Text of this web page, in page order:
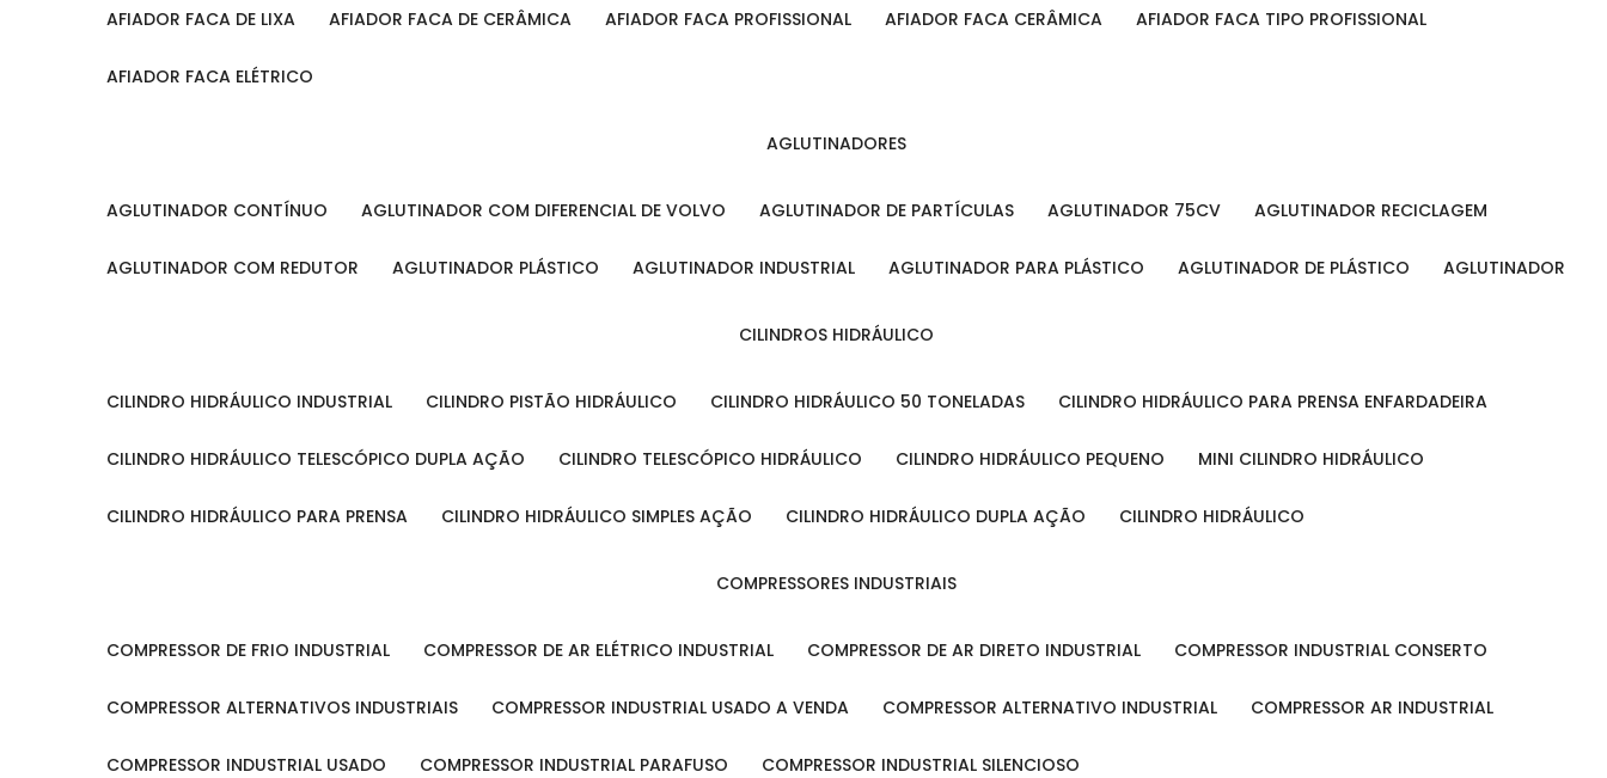
AFIADOR FACA DE LIXA AFIADOR FACA DE CERÂMICA AFIADOR FACA PROFISSIONAL AFIADOR FACA CERÂMICA AFIADOR FACA TIPO PROFISSIONAL
AFIADOR FACA ELÉTRICO
AGLUTINADORES
AGLUTINADOR CONTÍNUO AGLUTINADOR COM DIFERENCIAL DE VOLVO AGLUTINADOR DE PARTÍCULAS AGLUTINADOR 75CV AGLUTINADOR RECICLAGEM
AGLUTINADOR COM REDUTOR AGLUTINADOR PLÁSTICO AGLUTINADOR INDUSTRIAL AGLUTINADOR PARA PLÁSTICO AGLUTINADOR DE PLÁSTICO AGLUTINADOR
CILINDROS HIDRÁULICO
CILINDRO HIDRÁULICO INDUSTRIAL CILINDRO PISTÃO HIDRÁULICO CILINDRO HIDRÁULICO 50 TONELADAS CILINDRO HIDRÁULICO PARA PRENSA ENFARDADEIRA
CILINDRO HIDRÁULICO TELESCÓPICO DUPLA AÇÃO CILINDRO TELESCÓPICO HIDRÁULICO CILINDRO HIDRÁULICO PEQUENO MINI CILINDRO HIDRÁULICO
CILINDRO HIDRÁULICO PARA PRENSA CILINDRO HIDRÁULICO SIMPLES AÇÃO CILINDRO HIDRÁULICO DUPLA AÇÃO CILINDRO HIDRÁULICO
COMPRESSORES INDUSTRIAIS
COMPRESSOR DE FRIO INDUSTRIAL COMPRESSOR DE AR ELÉTRICO INDUSTRIAL COMPRESSOR DE AR DIRETO INDUSTRIAL COMPRESSOR INDUSTRIAL CONSERTO
COMPRESSOR ALTERNATIVOS INDUSTRIAIS COMPRESSOR INDUSTRIAL USADO A VENDA COMPRESSOR ALTERNATIVO INDUSTRIAL COMPRESSOR AR INDUSTRIAL
COMPRESSOR INDUSTRIAL USADO COMPRESSOR INDUSTRIAL PARAFUSO COMPRESSOR INDUSTRIAL SILENCIOSO